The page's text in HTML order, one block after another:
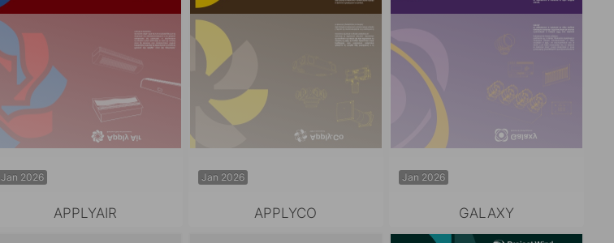
Jan 2026
APPLYAIR
Jan 2026
APPLYCO
Jan 2026
GALAXY